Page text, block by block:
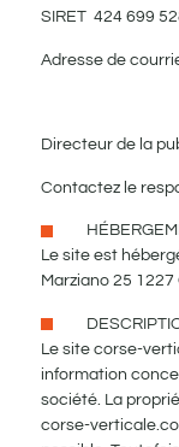
SIRET 424 699
Adresse de
Directeur de la
Contactez le
Le site est
Marziano 25 1227
Le site corse-
information
société. La
corse-